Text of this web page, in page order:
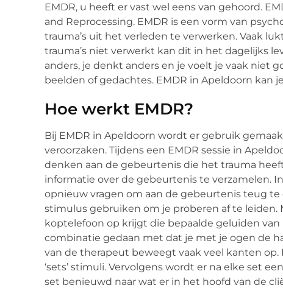
EMDR, u heeft er vast wel eens van gehoord.
and Reprocessing. EMDR is een vorm van
trauma’s uit het verleden te verwerken. Vaak
trauma’s niet verwerkt kan dit in het dagelijks
anders, je denkt anders en je voelt je vaak niet
beelden of gedachtes. EMDR in Apeldoorn kan
Hoe werkt EMDR?
Bij EMDR in Apeldoorn wordt er gebruik
veroorzaken. Tijdens een EMDR sessie in
denken aan de gebeurtenis die het trauma
informatie over de gebeurtenis te verzamelen.
opnieuw vragen om aan de gebeurtenis teug
stimulus gebruiken om je proberen af te
koptelefoon op krijgt die bepaalde geluiden
combinatie gedaan met dat je met je ogen de
van de therapeut beweegt vaak veel kanten
‘sets’ stimuli. Vervolgens wordt er na elke set
set benieuwd naar wat er in het hoofd van de